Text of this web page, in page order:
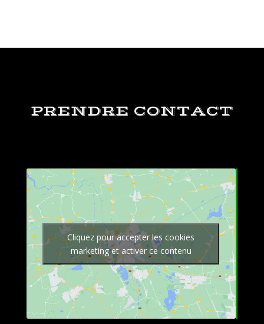
PRENDRE CONTACT
Cliquez pour accepter les cookies
marketing et activer ce contenu